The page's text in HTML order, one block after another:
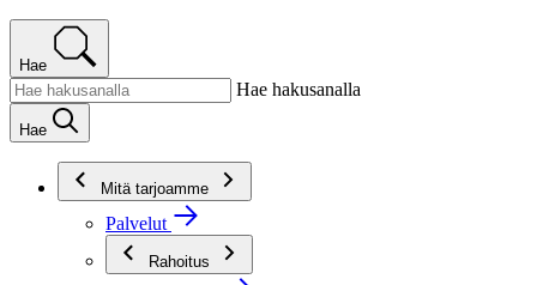
Hae
Hae hakusanalla
Hae
Mitä tarjoamme
Palvelut
Rahoitus